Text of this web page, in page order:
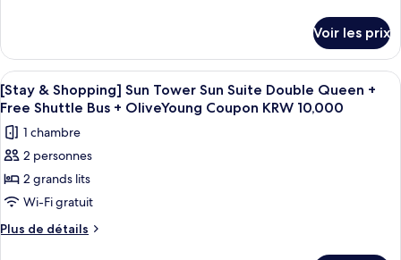
for
2(9~10:30am)+Wellness
Club
le
type
de
chambre
Kitchen
2nd
session]OceanTowerOceanSuiteDoubleQueen+Breakfast
for
2(9~10:30am)+Wellness
Voir les prix
Afficher
toutes
les
photos
pour
ce
type
de
Une chambre d’hôtel moderne
4
[Stay & Shopping] Sun Tower Sun Suite Double Queen +
Free Shuttle Bus + OliveYoung Coupon KRW 10,000
1 chambre
2 personnes
2 grands lits
Wi-Fi gratuit
Plus de détails
Plus